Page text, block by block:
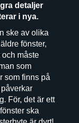
detaljer
i nya.
ske av olika
fönster,
och måste
som
som finns på
För, det är ett
ska